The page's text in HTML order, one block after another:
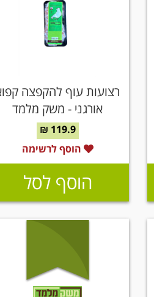
רצועות עוף להקפצה
אורגני - משק מלמד
119.9 ₪
הוסף לרשימה
הוסף לסל